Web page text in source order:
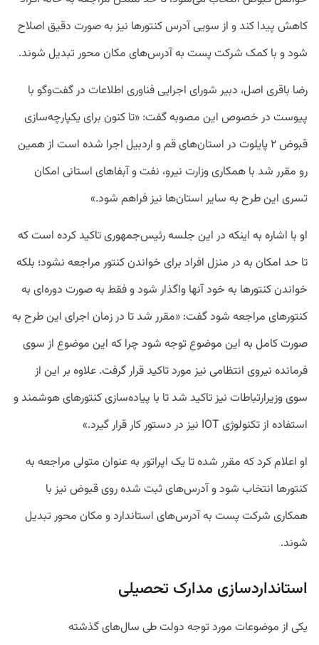
کاهش پیدا کند و از سویی آدرس کنتورها نیز به صورت دقیق اصلاح
شود و با کمک شرکت پست به آدرس‌های مکان محور تبدیل شوند.
رضا باقری اصل، دبیر شورای اجرایی فناوری اطلاعات در گفت‌وگو با
پیوست در خصوص این مصوبه گفت: «تا کنون برای یکپارچه‌سازی
قبوض ۲ پایلوت در استان‌های قم و اردبیل اجرا شده است از همین
رو مقرر شد با همکاری وزارت نیرو، نفت و آبفاهای استانی امکان
تسری این طرح به سایر استان‌ها نیز فراهم شود.»
او با اشاره به اینکه در این جلسه رئیس‌جمهوری تاکید کرده است که
تا حد امکان به در منزل افراد برای خواندن کنتور مراجعه نشود؛ بلکه
خواندن کنتورها به خود آنها واگذار شود و فقط به صورت دوره‌ای به
کنتورهای مراجعه شود گفت: «مقرر شد تا در زمان اجرای این طرح به
صورت کامل به این موضوع توجه شود چرا که این موضوع از سوی
فرمانده نیروی انتظامی نیز مورد تاکید قرار گرفت. علاوه بر این از
سوی وزیرارتباطات نیز تاکید شد تا با پیاده‌سازی کنتورهای هوشمند و
استفاده از تکنولوژی IOT نیز در دستور کار قرار گیرد.»
او اعلام کرد که مقرر شده تا یک اپراتور به عنوان متولی مراجعه به
کنتورها انتخاب شود و آدرس‌های ثبت شده روی قبوض نیز با
همکاری شرکت پست به آدرس‌های استاندارد و مکان محور تبدیل
شوند.
استانداردسازی مدارک تحصیلی
یکی از موضوعات مورد توجه دولت طی سال‌های گذشته